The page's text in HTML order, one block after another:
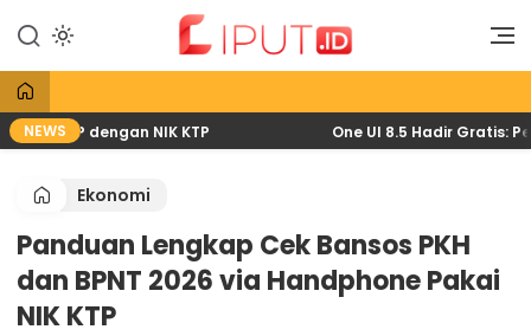
konten
Liput
Liputan Digital
NEWS
HP dengan NIK KTP One UI 8.5 Hadir Gratis:
Ekonomi
Panduan Lengkap Cek Bansos PKH
dan BPNT 2026 via Handphone Pakai
NIK KTP